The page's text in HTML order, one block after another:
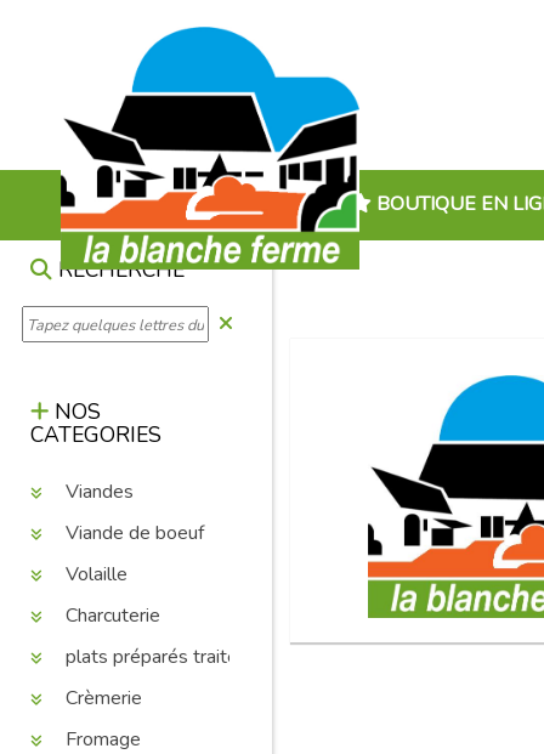
BOUTIQUE EN
RECHERCHE
NOS
CATEGORIES
Viandes
Viande de boeuf
Volaille
Charcuterie
plats préparés traiteur
Crèmerie
Fromage